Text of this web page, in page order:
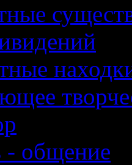
- общение